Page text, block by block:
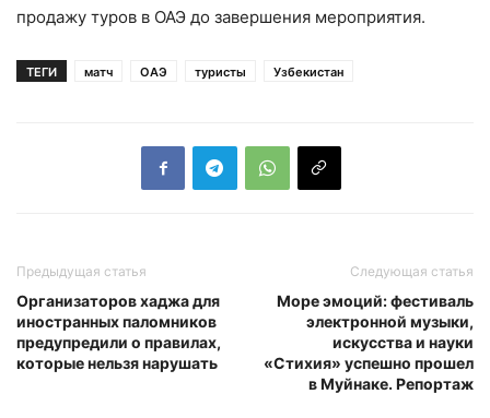
продажу туров в ОАЭ до завершения мероприятия.
ТЕГИ матч ОАЭ туристы Узбекистан
Предыдущая статья
Организаторов хаджа для
иностранных паломников
предупредили о правилах,
которые нельзя нарушать
Следующая статья
Море эмоций: фестиваль
электронной музыки,
искусства и науки
«Стихия» успешно прошел
в Муйнаке. Репортаж